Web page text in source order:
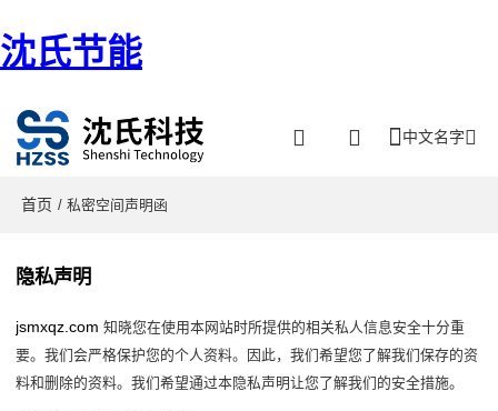
沈氏节能
中文名字
首页 / 私密空间声明函
隐私声明
jsmxqz.com 知晓您在使用本网站时所提供的相关私人信息安全十分重
要。我们会严格保护您的个人资料。因此，我们希望您了解我们保存的资
料和删除的资料。我们希望通过本隐私声明让您了解我们的安全措施。